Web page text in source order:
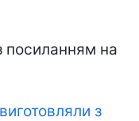
посиланням на
з